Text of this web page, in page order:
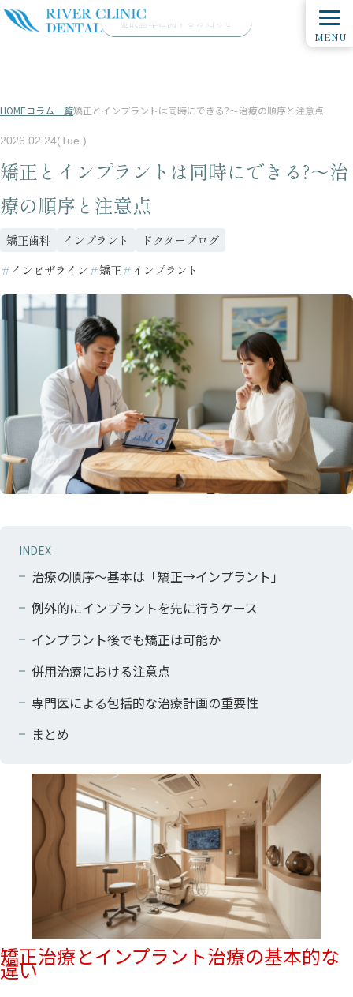
施設基準に関するお知らせ
HOMEコラム一覧矯正とインプラントは同時にできる?〜治療の順序と注意点
MENU
2026.02.24(Tue.)
矯正とインプラントは同時にできる?〜治
療の順序と注意点
矯正歯科 インプラント
ドクターブログ
＃ インビザライン ＃矯正 ＃ インプラント
INDEX
治療の順序〜基本は「矯正→インプラント」
例外的にインプラントを先に行うケース
インプラント後でも矯正は可能か
併用治療における注意点
専門医による包括的な治療計画の重要性
まとめ
矯正治療とインプラント治療の基本的な
違い